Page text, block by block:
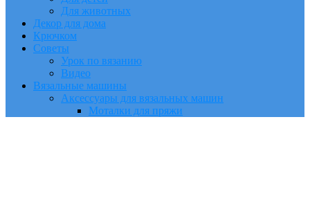
Для животных
Декор для дома
Крючком
Советы
Урок по вязанию
Видео
Вязальные машины
Аксессуары для вязальных машин
Моталки для пряжи